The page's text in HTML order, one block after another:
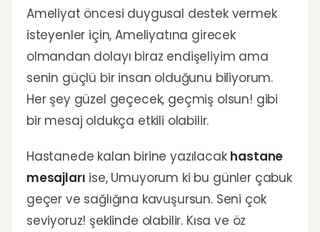
Ameliyat öncesi duygusal destek vermek
isteyenler için, Ameliyatına girecek
olmandan dolayı biraz endişeliyim ama
senin güçlü bir insan olduğunu biliyorum.
Her şey güzel geçecek, geçmiş olsun! gibi
bir mesaj oldukça etkili olabilir.
Hastanede kalan birine yazılacak hastane
mesajları ise, Umuyorum ki bu günler çabuk
geçer ve sağlığına kavuşursun. Seni çok
seviyoruz! şeklinde olabilir. Kısa ve öz